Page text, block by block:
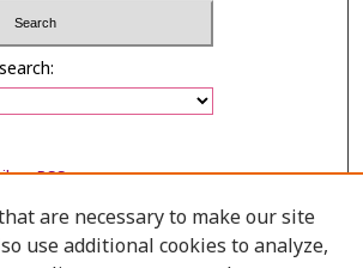
orRSS
are necessary to make our site
use additional cookies to analyze,